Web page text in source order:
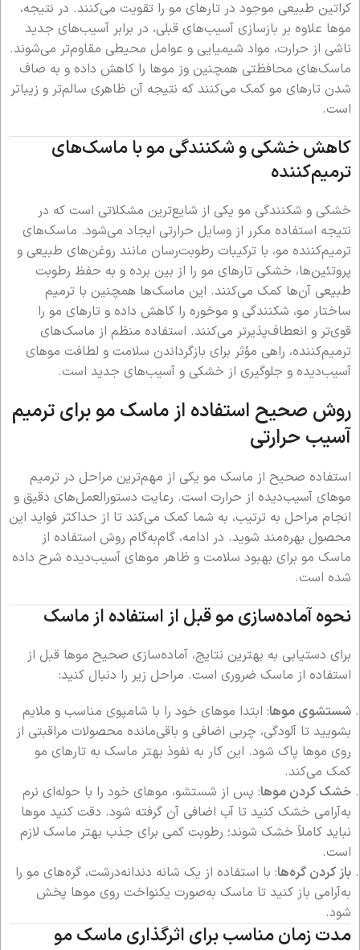
کراتین طبیعی موجود در تارهای مو را تقویت می‌کنند. در نتیجه،
موها علاوه بر بازسازی آسیب‌های قبلی، در برابر آسیب‌های جدید
ناشی از حرارت، مواد شیمیایی و عوامل محیطی مقاوم‌تر می‌شوند.
ماسک‌های محافظتی همچنین وز موها را کاهش داده و به صاف
شدن تارهای مو کمک می‌کنند که نتیجه آن ظاهری سالم‌تر و زیباتر
است.
کاهش خشکی و شکنندگی مو با ماسک‌های
ترمیم‌کننده
خشکی و شکنندگی مو یکی از شایع‌ترین مشکلاتی است که در
نتیجه استفاده مکرر از وسایل حرارتی ایجاد می‌شود. ماسک‌های
ترمیم‌کننده مو، با ترکیبات رطوبت‌رسان مانند روغن‌های طبیعی و
پروتئین‌ها، خشکی تارهای مو را از بین برده و به حفظ رطوبت
طبیعی آن‌ها کمک می‌کنند. این ماسک‌ها همچنین با ترمیم
ساختار مو، شکنندگی و موخوره را کاهش داده و تارهای مو را
قوی‌تر و انعطاف‌پذیرتر می‌کنند. استفاده منظم از ماسک‌های
ترمیم‌کننده، راهی مؤثر برای بازگرداندن سلامت و لطافت موهای
آسیب‌دیده و جلوگیری از خشکی و آسیب‌های جدید است.
روش صحیح استفاده از ماسک مو برای ترمیم
آسیب حرارتی
استفاده صحیح از ماسک مو یکی از مهم‌ترین مراحل در ترمیم
موهای آسیب‌دیده از حرارت است. رعایت دستورالعمل‌های دقیق و
انجام مراحل به ترتیب، به شما کمک می‌کند تا از حداکثر فواید این
محصول بهره‌مند شوید. در ادامه، گام‌به‌گام روش استفاده از
ماسک مو برای بهبود سلامت و ظاهر موهای آسیب‌دیده شرح داده
شده است.
نحوه آماده‌سازی مو قبل از استفاده از ماسک
برای دستیابی به بهترین نتایج، آماده‌سازی صحیح موها قبل از
استفاده از ماسک ضروری است. مراحل زیر را دنبال کنید:
شستشوی موها: ابتدا موهای خود را با شامپوی مناسب و ملایم
بشویید تا آلودگی، چربی اضافی و باقی‌مانده محصولات مراقبتی از
روی موها پاک شود. این کار به نفوذ بهتر ماسک به تارهای مو
کمک می‌کند.
خشک کردن موها: پس از شستشو، موهای خود را با حوله‌ای نرم
به‌آرامی خشک کنید تا آب اضافی آن گرفته شود. دقت کنید موها
نباید کاملاً خشک شوند؛ رطوبت کمی برای جذب بهتر ماسک لازم
است.
باز کردن گره‌ها: با استفاده از یک شانه دندانه‌درشت، گره‌های مو را
به‌آرامی باز کنید تا ماسک به‌صورت یکنواخت روی موها پخش
شود.
مدت زمان مناسب برای اثرگذاری ماسک مو